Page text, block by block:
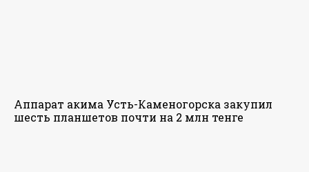
Аппарат акима Усть-Каменогорска закупил
шесть планшетов почти на 2 млн тенге